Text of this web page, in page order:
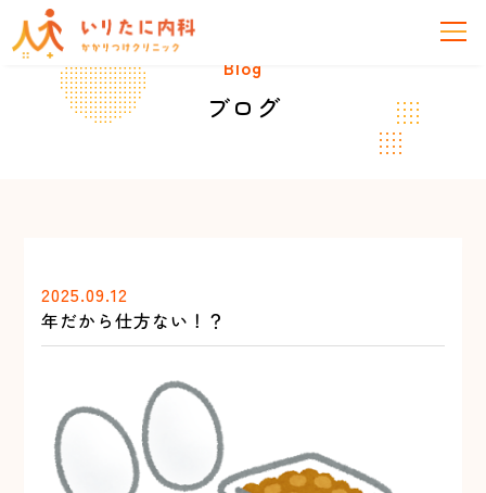
Blog
ブログ
2025.09.12
年だから仕方ない！？